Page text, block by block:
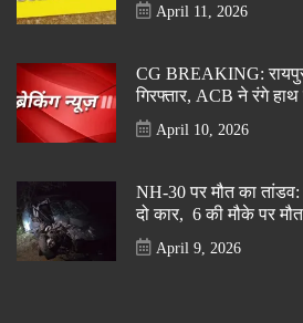
April 11, 2026
CG BREAKING:
गिरफ्तार, ACB ने रंगे
April 10, 2026
NH-30 पर मौत का
दो कार, 6 की मौके पर मौत
April 9, 2026